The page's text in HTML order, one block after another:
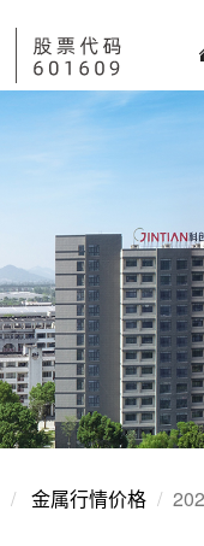
金属行情价格